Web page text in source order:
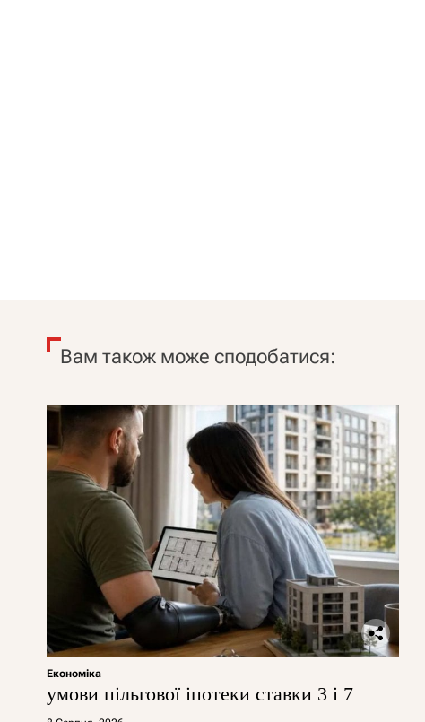
Вам також може сподобатися:
Економіка
умови пільгової іпотеки ставки 3 і 7